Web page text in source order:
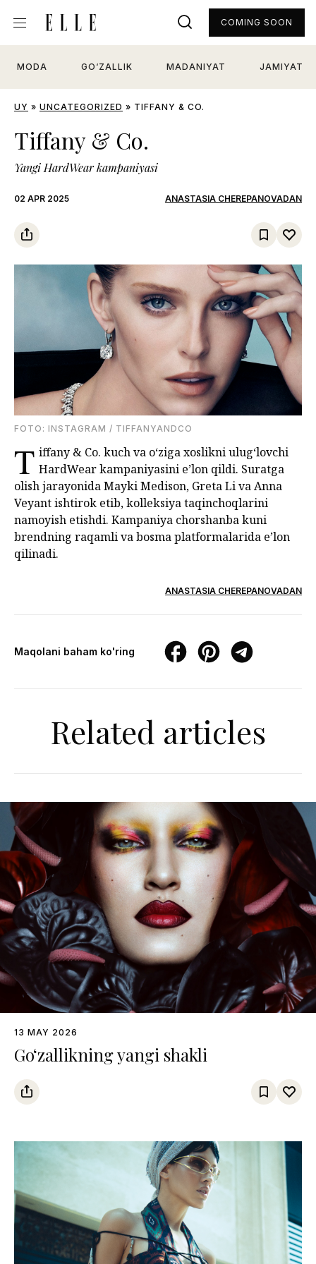
MODA GO‘ZALLIK MADANIYAT JAMIYAT
COMING SOON
UY » UNCATEGORIZED » TIFFANY & CO.
Tiffany & Co.
Yangi HardWear kampaniyasi
02 APR 2025 ANASTASIA CHEREPANOVADAN
FOTO: INSTAGRAM / TIFFANYANDCO
T iffany & Co. kuch va o‘ziga xoslikni ulug‘lovchi
HardWear kampaniyasini e’lon qildi. Suratga
olish jarayonida Mayki Medison, Greta Li va Anna
Veyant ishtirok etib, kolleksiya taqinchoqlarini
namoyish etishdi. Kampaniya chorshanba kuni
brendning raqamli va bosma platformalarida e’lon
qilinadi.
ANASTASIA CHEREPANOVADAN
Maqolani baham ko'ring
Related articles
13 MAY 2026
Go‘zallikning yangi shakli